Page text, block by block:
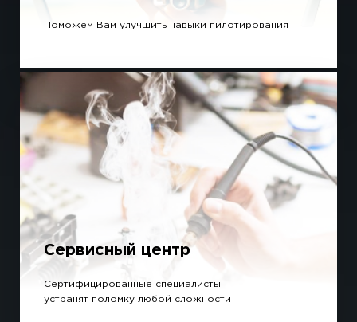
Поможем Вам улучшить навыки пилотирования
Сервисный центр
Сертифицированные специалисты
устранят поломку любой сложности